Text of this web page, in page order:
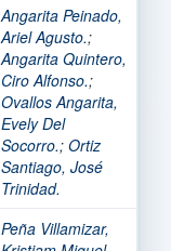
Angarita Peinado,
Ariel Agusto.;
Angarita Quintero,
Ciro Alfonso.;
Ovallos Angarita,
Evely Del
Socorro.; Ortiz
Santiago, José
Trinidad.
Peña Villamizar,